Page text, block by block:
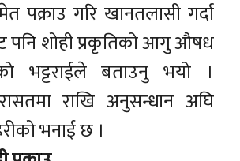
पक्राउ गरि खानतलासी गर्दा
पनि शोही प्रकृतिको आगु औषध
भट्टराईले बताउनु भयो ।
राखि अनुसन्धान अघि
भनाई छ ।